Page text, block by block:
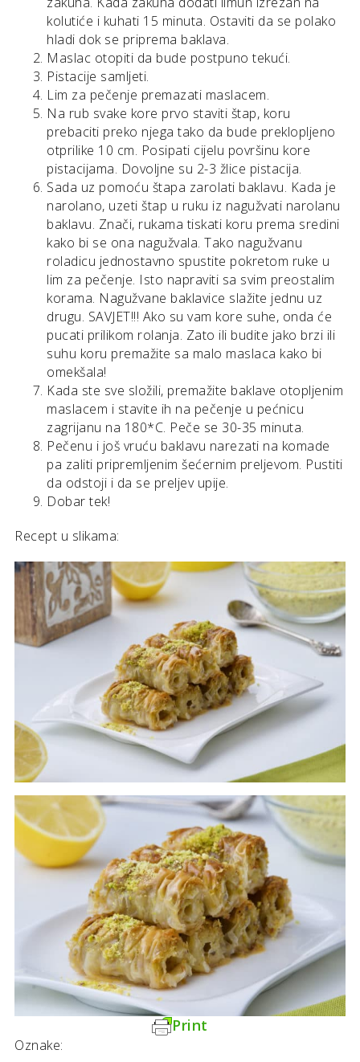
kolutiće i kuhati 15 minuta. Ostaviti da se polako
hladi dok se priprema baklava.
Maslac otopiti da bude postpuno tekući.
Pistacije samljeti.
Lim za pečenje premazati maslacem.
Na rub svake kore prvo staviti štap, koru
prebaciti preko njega tako da bude preklopljeno
otprilike 10 cm. Posipati cijelu površinu kore
pistacijama. Dovoljne su 2-3 žlice pistacija.
Sada uz pomoću štapa zarolati baklavu. Kada je
narolano, uzeti štap u ruku iz nagužvati narolanu
baklavu. Znači, rukama tiskati koru prema sredini
kako bi se ona nagužvala. Tako nagužvanu
roladicu jednostavno spustite pokretom ruke u
lim za pečenje. Isto napraviti sa svim preostalim
korama. Nagužvane baklavice slažite jednu uz
drugu. SAVJET!!! Ako su vam kore suhe, onda će
pucati prilikom rolanja. Zato ili budite jako brzi ili
suhu koru premažite sa malo maslaca kako bi
omekšala!
Kada ste sve složili, premažite baklave otopljenim
maslacem i stavite ih na pečenje u pećnicu
zagrijanu na 180*C. Peče se 30-35 minuta.
Pečenu i još vruću baklavu narezati na komade
pa zaliti pripremljenim šećernim preljevom. Pustiti
da odstoji i da se preljev upije.
Dobar tek!
Recept u slikama:
Print
Oznake: